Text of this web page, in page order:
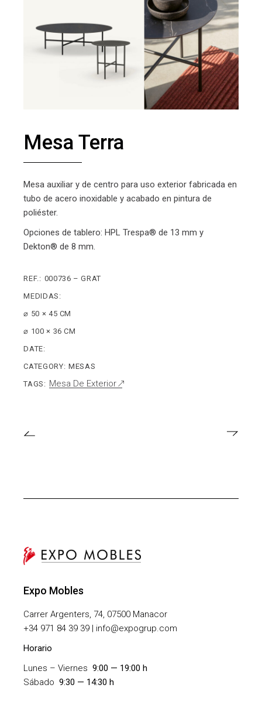
Mesa Terra
Mesa auxiliar y de centro para uso exterior fabricada en
tubo de acero inoxidable y acabado en pintura de
poliéster.
Opciones de tablero: HPL Trespa® de 13 mm y
Dekton® de 8 mm.
REF.: 000736 – GRAT
MEDIDAS:
⌀ 50 × 45 CM
⌀ 100 × 36 CM
DATE:
CATEGORY: MESAS
TAGS: Mesa De Exterior
Expo Mobles
Carrer Argenters, 74, 07500 Manacor
+34 971 84 39 39 | info@expogrup.com
Horario
Lunes – Viernes9:00 — 19:00 h
Sábado9:30 — 14:30 h